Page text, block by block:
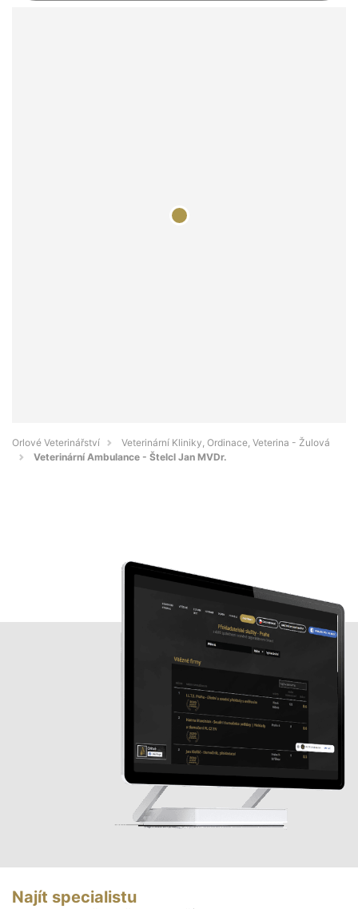
Orlové Veterinářství
Veterinární Kliniky, Ordinace, Veterina - Žulová
Veterinární Ambulance - Štelcl Jan MVDr.
Najít specialistu